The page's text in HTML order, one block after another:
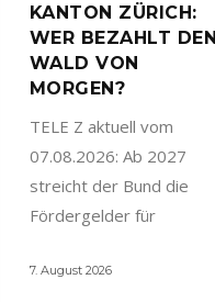
KANTON ZÜRICH:
WER BEZAHLT DEN
WALD VON
MORGEN?
TELE Z aktuell vom
07.08.2026: Ab 2027
streicht der Bund die
Fördergelder für
7. August 2026